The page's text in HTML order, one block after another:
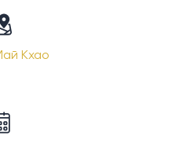
Кхао